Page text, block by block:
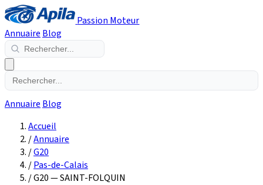
Passion Moteur
Annuaire Blog
Annuaire Blog
Accueil
/Annuaire
/G20
/Pas-de-Calais
/G20 — SAINT-FOLQUIN